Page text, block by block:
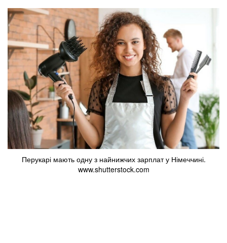
Перукарі мають одну з найнижчих зарплат у Німеччині.
www.shutterstock.com